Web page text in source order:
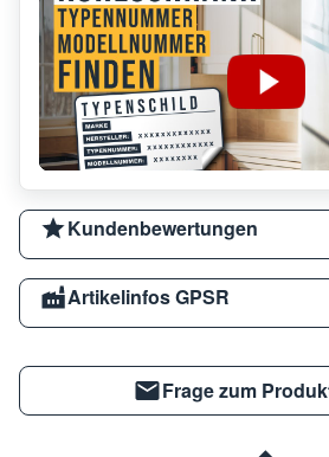
Kundenbewertungen
Artikelinfos GPSR
Frage zum